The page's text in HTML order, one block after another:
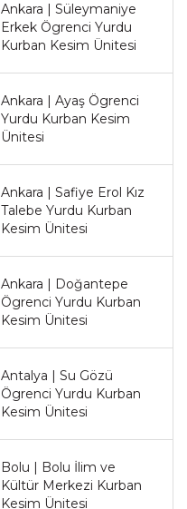
Ankara | Süleymaniye
Erkek Ögrenci Yurdu
Kurban Kesim Ünitesi
Ankara | Ayaş Ögrenci
Yurdu Kurban Kesim
Ünitesi
Ankara | Safiye Erol Kız
Talebe Yurdu Kurban
Kesim Ünitesi
Ankara | Doğantepe
Ögrenci Yurdu Kurban
Kesim Ünitesi
Antalya | Su Gözü
Ögrenci Yurdu Kurban
Kesim Ünitesi
Bolu | Bolu İlim ve
Kültür Merkezi Kurban
Kesim Ünitesi